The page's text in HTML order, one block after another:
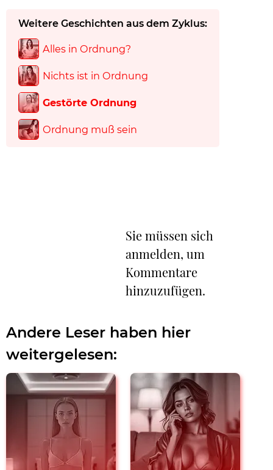
Weitere Geschichten aus dem Zyklus:
Alles in Ordnung?
Nichts ist in Ordnung
Gestörte Ordnung
Ordnung muß sein
Sie müssen sich
anmelden, um
Kommentare
hinzuzufügen.
Andere Leser haben hier
weitergelesen: